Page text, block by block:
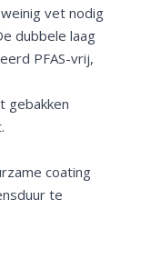
vet nodig
dubbele laag
PFAS-vrij,
gebakken
coating
te